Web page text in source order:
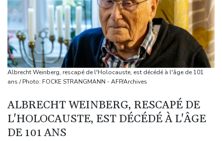
Tour de France: Niewiadoma s'impose au sommet du Ventoux et
endosse le maillot jaune
Canicules et sécheresse : un été de pertes et de désespoir pour
l'agriculture
Culottes menstruelles : les règles du remboursement précisées
En Thaïlande, "choc" et "incrédulité" dans un lycée après une
fusillade mortelle
Emploi américain moins bon que prévu, les Bourses en hausse
Dans les ruines de Gaza, la laborieuse renaissance de
Albrecht Weinberg, rescapé de l'Holocauste, est décédé à l'âge de 101
ans / Photo: FOCKE STRANGMANN - AFP/Archives
ALBRECHT WEINBERG, RESCAPÉ DE
L'HOLOCAUSTE, EST DÉCÉDÉ À L'ÂGE
DE 101 ANS